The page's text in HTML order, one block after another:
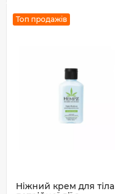
Топ продажів
Ніжний крем для тіла